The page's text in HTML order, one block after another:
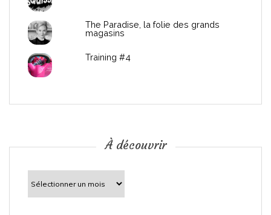
c
The Paradise, la folie des grands
magasins
Training #4
À découvrir
découvrir